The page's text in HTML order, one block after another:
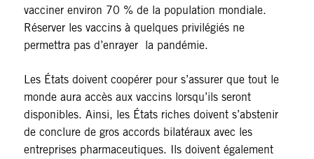
vacciner environ 70 % de la population mondiale.
Réserver les vaccins à quelques privilégiés ne
permettra pas d’enrayer la pandémie.
Les États doivent coopérer pour s’assurer que tout le
monde aura accès aux vaccins lorsqu’ils seront
disponibles. Ainsi, les États riches doivent s’abstenir
de conclure de gros accords bilatéraux avec les
entreprises pharmaceutiques. Ils doivent également